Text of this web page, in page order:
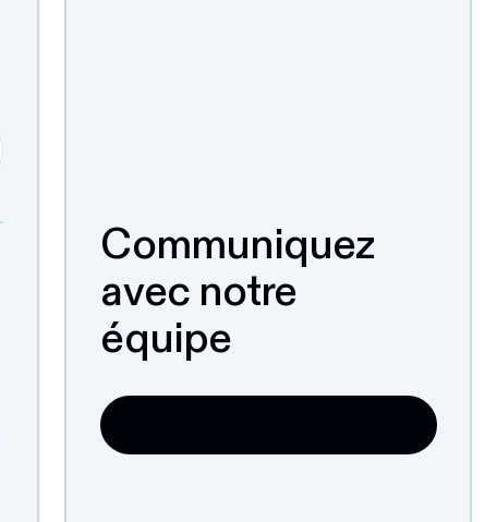
Communiquez
avec notre
équipe
Communiquez avec nous